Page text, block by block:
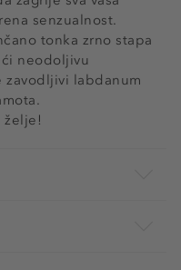
senzualnost.
tonka zrno stapa
neodoljivu
labdanum
želje!